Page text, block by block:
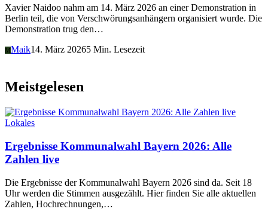
Xavier Naidoo nahm am 14. März 2026 an einer Demonstration in
Berlin teil, die von Verschwörungsanhängern organisiert wurde. Die
Demonstration trug den…
M Maik14. März 20265 Min. Lesezeit
Meistgelesen
Lokales
Ergebnisse Kommunalwahl Bayern 2026: Alle
Zahlen live
Die Ergebnisse der Kommunalwahl Bayern 2026 sind da. Seit 18
Uhr werden die Stimmen ausgezählt. Hier finden Sie alle aktuellen
Zahlen, Hochrechnungen,…